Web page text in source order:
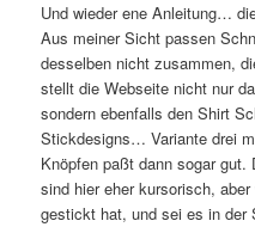
Und wieder ene Anleitung…
Aus meiner Sicht passen
desselben nicht zusammen,
stellt die Webseite nicht nur
sondern ebenfalls den Shirt
Stickdesigns… Variante drei
Knöpfen paßt dann sogar gut.
sind hier eher kursorisch,
gestickt hat, und sei es in der